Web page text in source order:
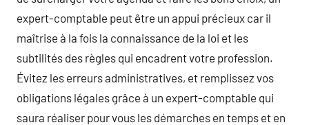
expert-comptable peut être un appui précieux car il
maîtrise à la fois la connaissance de la loi et les
subtilités des règles qui encadrent votre profession.
Évitez les erreurs administratives, et remplissez vos
obligations légales grâce à un expert-comptable qui
saura réaliser pour vous les démarches en temps et en